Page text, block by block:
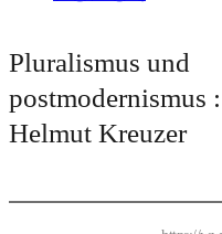
Pluralismus und
postmodernismus
Helmut Kreuzer